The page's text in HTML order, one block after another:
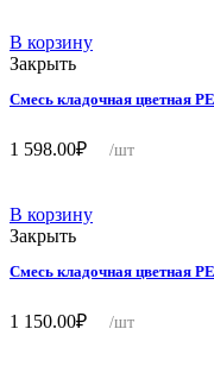
В корзину
Закрыть
Смесь кладочная цветная
1 598.00₽ /шт
В корзину
Закрыть
Смесь кладочная цветная
1 150.00₽ /шт